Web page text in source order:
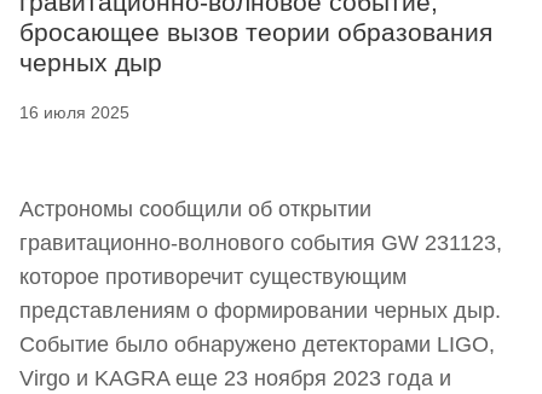
бросающее вызов теории образования
черных дыр
16 июля 2025
Астрономы сообщили об открытии
гравитационно-волнового события GW 231123,
которое противоречит существующим
представлениям о формировании черных дыр.
Событие было обнаружено детекторами LIGO,
Virgo и KAGRA еще 23 ноября 2023 года и